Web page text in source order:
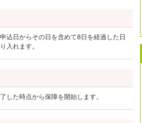
込日からその日を含めて8日を経過した日
入れます。
した時点から保障を開始します。